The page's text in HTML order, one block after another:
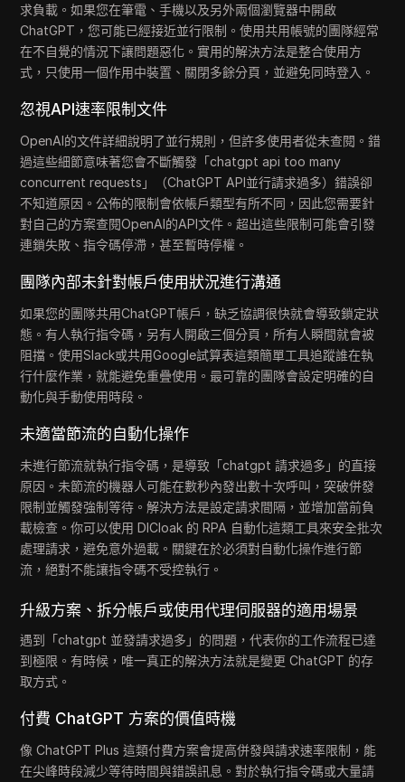
求負載。如果您在筆電、手機以及另外兩個瀏覽器中開啟
ChatGPT，您可能已經接近並行限制。使用共用帳號的團隊經常
在不自覺的情況下讓問題惡化。實用的解決方法是整合使用方
式，只使用一個作用中裝置、關閉多餘分頁，並避免同時登入。
忽視API速率限制文件
OpenAI的文件詳細說明了並行規則，但許多使用者從未查閱。錯
過這些細節意味著您會不斷觸發「chatgpt api too many
concurrent requests」（ChatGPT API並行請求過多）錯誤卻
不知道原因。公佈的限制會依帳戶類型有所不同，因此您需要針
對自己的方案查閱OpenAI的API文件。超出這些限制可能會引發
連鎖失敗、指令碼停滯，甚至暫時停權。
團隊內部未針對帳戶使用狀況進行溝通
如果您的團隊共用ChatGPT帳戶，缺乏協調很快就會導致鎖定狀
態。有人執行指令碼，另有人開啟三個分頁，所有人瞬間就會被
阻擋。使用Slack或共用Google試算表這類簡單工具追蹤誰在執
行什麼作業，就能避免重疊使用。最可靠的團隊會設定明確的自
動化與手動使用時段。
未適當節流的自動化操作
未進行節流就執行指令碼，是導致「chatgpt 請求過多」的直接
原因。未節流的機器人可能在數秒內發出數十次呼叫，突破併發
限制並觸發強制等待。解決方法是設定請求間隔，並增加當前負
載檢查。你可以使用 DICloak 的 RPA 自動化這類工具來安全批次
處理請求，避免意外過載。關鍵在於必須對自動化操作進行節
流，絕對不能讓指令碼不受控執行。
升級方案、拆分帳戶或使用代理伺服器的適用場景
遇到「chatgpt 並發請求過多」的問題，代表你的工作流程已達
到極限。有時候，唯一真正的解決方法就是變更 ChatGPT 的存
取方式。
付費 ChatGPT 方案的價值時機
像 ChatGPT Plus 這類付費方案會提高併發與請求速率限制，能
在尖峰時段減少等待時間與錯誤訊息。對於執行指令碼或大量請